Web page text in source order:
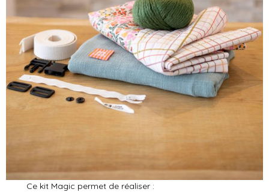
Ce kit Magic permet de réaliser :